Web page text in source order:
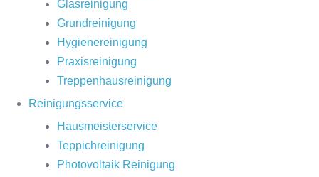
Glasreinigung
Grundreinigung
Hygienereinigung
Praxisreinigung
Treppenhausreinigung
Reinigungsservice
Hausmeisterservice
Teppichreinigung
Photovoltaik Reinigung